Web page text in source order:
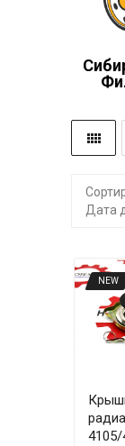
Дата
NEW
4105/